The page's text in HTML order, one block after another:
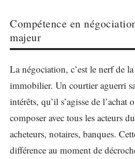
Compétence en
majeur
La négociation, c’est le nerf de
immobilier. Un courtier aguerri
intérêts, qu’il s’agisse de l’achat
composer avec tous les acteurs
acheteurs, notaires, banques.
différence au moment de